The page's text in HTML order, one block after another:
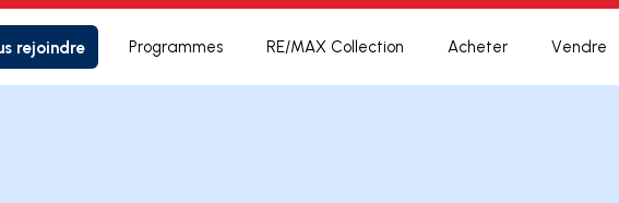
rejoindre Programmes RE/MAX Collection Acheter Vendre